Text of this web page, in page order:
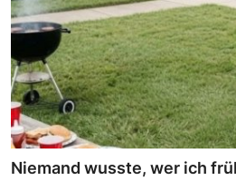
Niemand wusste, wer ich